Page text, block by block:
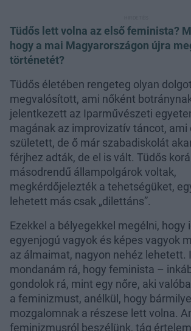
Tüdős lett volna az első feminista?
hogy a mai Magyarországon újra
történetét?
Tüdős életében rengeteg olyan dolgot
megvalósított, ami nőként
jelentkezett az Iparművészeti
magának az improvizatív táncot, ami
született, de ő már szabadiskolát
férjhez adták, de el is vált. Tüdős
másodrendű állampolgárok voltak,
megkérdőjelezték a tehetségüket,
lehetett más csak „dilettáns”.
Ezekkel a bélyegekkel megélni, hogy
egyenjogú vagyok és képes vagyok
az álmaimat, nagyon nehéz lehetett.
mondanám rá, hogy feminista –
gondolok rá, mint egy nőre, aki
a feminizmust, anélkül, hogy
mozgalomnak a részese lett volna.
feminizmusról beszélünk, tág